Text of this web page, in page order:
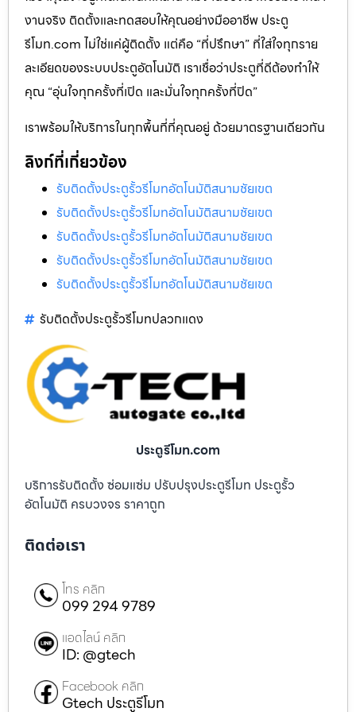
งานจริง ติดตั้งและทดสอบให้คุณอย่างมืออาชีพ ประตู
รีโมท.com ไม่ใช่แค่ผู้ติดตั้ง แต่คือ “ที่ปรึกษา” ที่ใส่ใจทุกราย
ละเอียดของระบบประตูอัตโนมัติ เราเชื่อว่าประตูที่ดีต้องทำให้
คุณ “อุ่นใจทุกครั้งที่เปิด และมั่นใจทุกครั้งที่ปิด”
เราพร้อมให้บริการในทุกพื้นที่ที่คุณอยู่ ด้วยมาตรฐานเดียวกัน
ลิงก์ที่เกี่ยวข้อง
รับติดตั้งประตูรั้วรีโมทอัตโนมัติสนามชัยเขต
รับติดตั้งประตูรั้วรีโมทอัตโนมัติสนามชัยเขต
รับติดตั้งประตูรั้วรีโมทอัตโนมัติสนามชัยเขต
รับติดตั้งประตูรั้วรีโมทอัตโนมัติสนามชัยเขต
รับติดตั้งประตูรั้วรีโมทอัตโนมัติสนามชัยเขต
รับติดตั้งประตูรั้วรีโมทปลวกแดง
ประตูรีโมท.com
บริการรับติดตั้ง ซ่อมแซ่ม ปรับปรุงประตูรีโมท ประตูรั้ว
อัตโนมัติ ครบวงจร ราคาถูก
ติดต่อเรา
โทร คลิก
099 294 9789
แอดไลน์ คลิก
ID: @gtech
Facebook คลิก
Gtech ประตูรีโมท